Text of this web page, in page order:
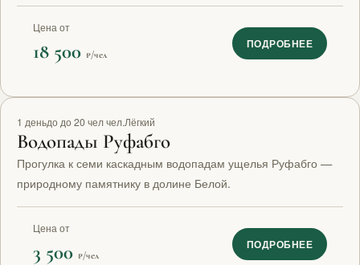
Цена от
18 500 ₽/чел
ПОДРОБНЕЕ
1 деньдо до 20 чел чел.Лёгкий
Водопады Руфабго
Прогулка к семи каскадным водопадам ущелья Руфабго —
природному памятнику в долине Белой.
Цена от
3 500 ₽/чел
ПОДРОБНЕЕ